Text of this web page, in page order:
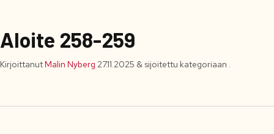
Aloite 258-259
KirjoittanutMalin Nyberg 27.11.2025 & sijoitettu kategoriaan .